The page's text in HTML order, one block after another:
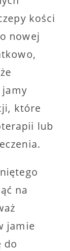
kości
nowej
jamy
które
lub
na
jamie
do